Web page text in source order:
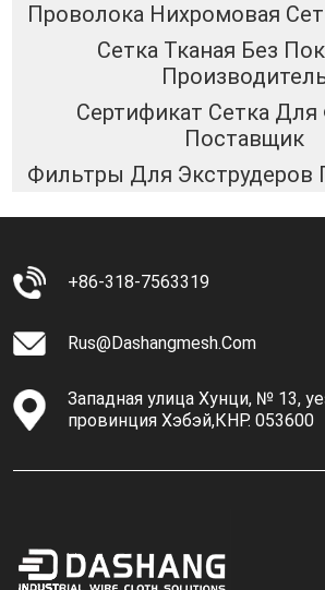
Проволока Нихромовая
Сетка Тканая Без
Сертификат Сетка Для
Поставщик
Фильтры Для Экструдеров
+86-318-7563319
Rus@dashangmesh.com
Западная улица Хунци, № 13,
провинция Хэбэй,КНР. 053600